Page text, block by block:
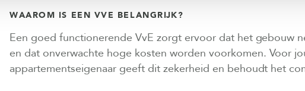
WAAROM IS EEN VVE BELANGRIJK?
Een goed functionerende VvE zorgt ervoor dat het gebouw
en dat onverwachte hoge kosten worden voorkomen. Voor
appartementseigenaar geeft dit zekerheid en behoudt het